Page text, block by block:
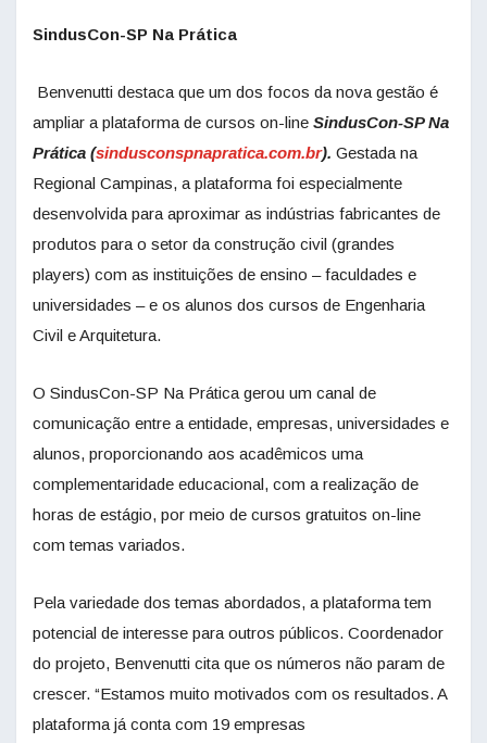
SindusCon-SP Na Prática
Benvenutti destaca que um dos focos da nova gestão é
ampliar a plataforma de cursos on-line SindusCon-SP Na
Prática (sindusconspnapratica.com.br). Gestada na
Regional Campinas, a plataforma foi especialmente
desenvolvida para aproximar as indústrias fabricantes de
produtos para o setor da construção civil (grandes
players) com as instituições de ensino – faculdades e
universidades – e os alunos dos cursos de Engenharia
Civil e Arquitetura.
O SindusCon-SP Na Prática gerou um canal de
comunicação entre a entidade, empresas, universidades e
alunos, proporcionando aos acadêmicos uma
complementaridade educacional, com a realização de
horas de estágio, por meio de cursos gratuitos on-line
com temas variados.
Pela variedade dos temas abordados, a plataforma tem
potencial de interesse para outros públicos. Coordenador
do projeto, Benvenutti cita que os números não param de
crescer. “Estamos muito motivados com os resultados. A
plataforma já conta com 19 empresas